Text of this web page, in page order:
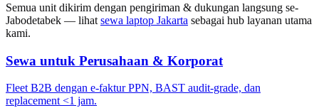
Semua unit dikirim dengan pengiriman & dukungan langsung se-
Jabodetabek — lihat sewa laptop Jakarta sebagai hub layanan utama
kami.
Sewa untuk Perusahaan & Korporat
Fleet B2B dengan e-faktur PPN, BAST audit-grade, dan
replacement <1 jam.